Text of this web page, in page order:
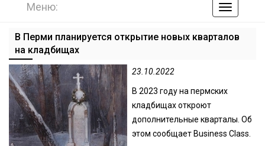
по
Меню:
В Перми планируется открытие новых кварталов
на кладбищах
23.10.2022
В 2023 году на пермских
кладбищах откроют
дополнительные кварталы. Об
этом сообщает Business Class.